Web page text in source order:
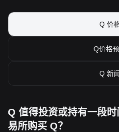
Q 价
Q价格
Q 新闻
Q 值得投资或持有一段
易所购买 Q？